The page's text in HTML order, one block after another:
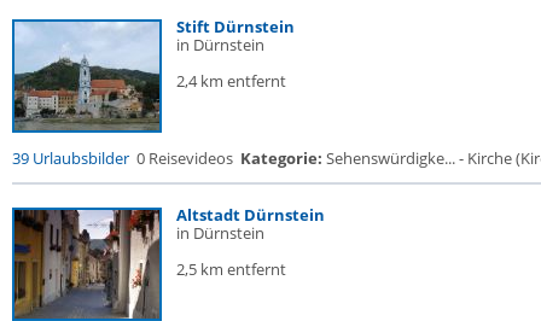
Stift Dürnstein
in Dürnstein
2,4 km entfernt
39 Urlaubsbilder 0 Reisevideos Kategorie: Sehenswürdigke... - Kirche
Altstadt Dürnstein
in Dürnstein
2,5 km entfernt